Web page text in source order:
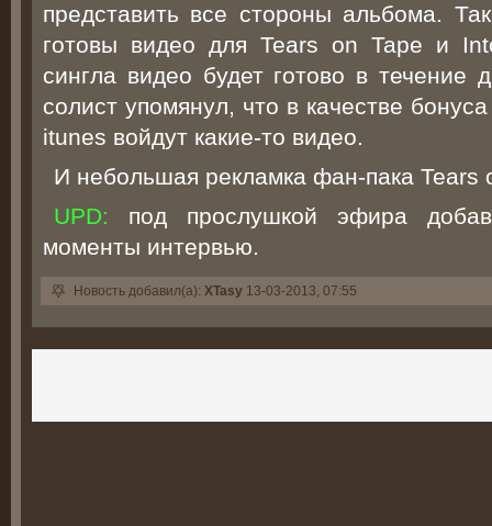
представить все стороны альбома.
готовы видео для Tears on Tape и
сингла видео будет готово в
солист упомянул, что в качестве
itunes войдут какие-то видео.
И небольшая рекламка фан-пака Tears
UPD: под прослушкой эфира
моменты интервью.
Новость добавил(а): XTasy 13-03-2013, 07:55